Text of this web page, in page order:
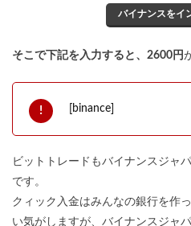
バイナンスをイ
そこで下記を入力すると、2600円
[binance]
ビットトレードもバイナンスジャ
です。
クィック入金はみんなの銀行を作
い気がしますが、バイナンスジャ